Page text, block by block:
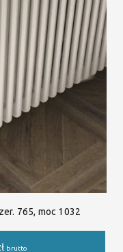
765, moc 1032
brutto